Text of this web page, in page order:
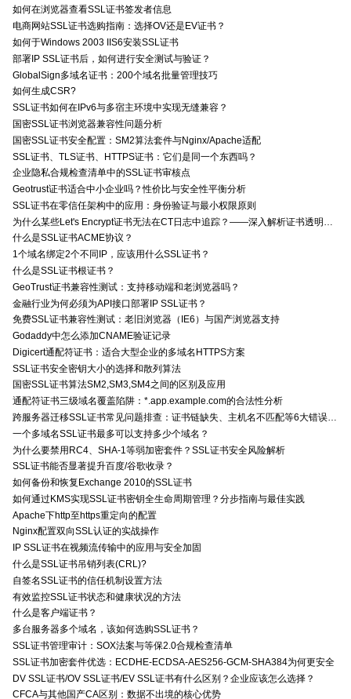
如何在浏览器查看SSL证书签发者信息
电商网站SSL证书选购指南：选择OV还是EV证书？
如何于Windows 2003 IIS6安装SSL证书
部署IP SSL证书后，如何进行安全测试与验证？
GlobalSign多域名证书：200个域名批量管理技巧
如何生成CSR?
SSL证书如何在IPv6与多宿主环境中实现无缝兼容？
国密SSL证书浏览器兼容性问题分析
国密SSL证书安全配置：SM2算法套件与Nginx/Apache适配
SSL证书、TLS证书、HTTPS证书：它们是同一个东西吗？
企业隐私合规检查清单中的SSL证书审核点
Geotrust证书适合中小企业吗？性价比与安全性平衡分析
SSL证书在零信任架构中的应用：身份验证与最小权限原则
什么是SSL证书ACME协议？
1个域名绑定2个不同IP，应该用什么SSL证书？
什么是SSL证书根证书？
GeoTrust证书兼容性测试：支持移动端和老浏览器吗？
金融行业为何必须为API接口部署IP SSL证书？
免费SSL证书兼容性测试：老旧浏览器（IE6）与国产浏览器支持
Godaddy中怎么添加CNAME验证记录
Digicert通配符证书：适合大型企业的多域名HTTPS方案
SSL证书安全密钥大小的选择和散列算法
国密SSL证书算法SM2,SM3,SM4之间的区别及应用
通配符证书三级域名覆盖陷阱：*.app.example.com的合法性分析
跨服务器迁移SSL证书常见问题排查：证书链缺失、主机名不匹配等6大错误解决方案
一个多域名SSL证书最多可以支持多少个域名？
为什么要禁用RC4、SHA-1等弱加密套件？SSL证书安全风险解析
SSL证书能否显著提升百度/谷歌收录？
如何备份和恢复Exchange 2010的SSL证书
如何通过KMS实现SSL证书密钥全生命周期管理？分步指南与最佳实践
Apache下http至https重定向的配置
Nginx配置双向SSL认证的实战操作
IP SSL证书在视频流传输中的应用与安全加固
什么是SSL证书吊销列表(CRL)?
自签名SSL证书的信任机制设置方法
有效监控SSL证书状态和健康状况的方法
什么是客户端证书？
多台服务器多个域名，该如何选购SSL证书？
SSL证书管理审计：SOX法案与等保2.0合规检查清单
SSL证书加密套件优选：ECDHE-ECDSA-AES256-GCM-SHA384为何更安全
DV SSL证书/OV SSL证书/EV SSL证书有什么区别？企业应该怎么选择？
CFCA与其他国产CA区别：数据不出境的核心优势